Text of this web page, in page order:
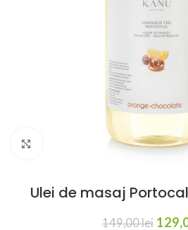
Ulei de masaj
149,00lei